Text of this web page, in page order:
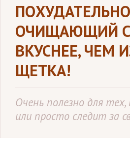
ОЧИЩАЮЩИЙ
ВКУСНЕЕ, ЧЕМ
ЩЕТКА!
Очень полезно для
или просто следит за